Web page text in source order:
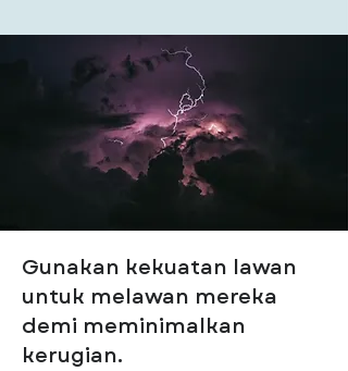
Gunakan kekuatan lawan
untuk melawan mereka
demi meminimalkan
kerugian.